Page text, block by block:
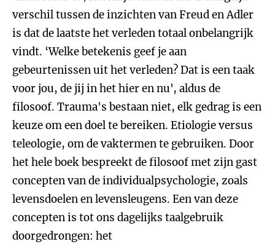
verschil tussen de inzichten van Freud en Adler
is dat de laatste het verleden totaal onbelangrijk
vindt. ‘Welke betekenis geef je aan
gebeurtenissen uit het verleden? Dat is een taak
voor jou, de jij in het hier en nu', aldus de
filosoof. Trauma's bestaan niet, elk gedrag is een
keuze om een doel te bereiken. Etiologie versus
teleologie, om de vaktermen te gebruiken. Door
het hele boek bespreekt de filosoof met zijn gast
concepten van de individualpsychologie, zoals
levensdoelen en levensleugens. Een van deze
concepten is tot ons dagelijks taalgebruik
doorgedrongen: het